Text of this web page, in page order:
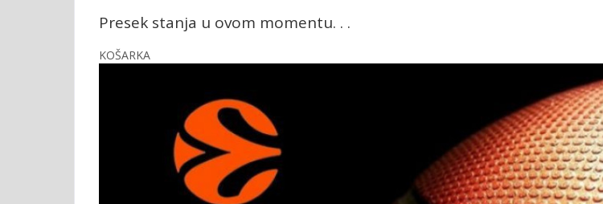
Presek stanja u ovom momentu. . .
KOŠARKA